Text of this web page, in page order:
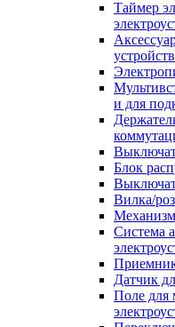
Таймер
устройств
и для
Блок
Вилка/
Система
Датчик
Поле для